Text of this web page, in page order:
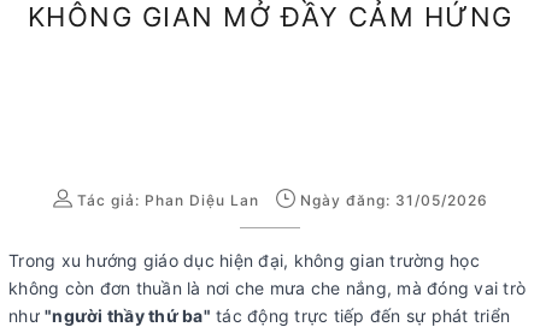
KHÔNG GIAN MỞ ĐẦY CẢM HỨNG
Tác giả: Phan Diệu Lan Ngày đăng: 31/05/2026
Trong xu hướng giáo dục hiện đại, không gian trường học
không còn đơn thuần là nơi che mưa che nắng, mà đóng vai trò
như "người thầy thứ ba" tác động trực tiếp đến sự phát triển